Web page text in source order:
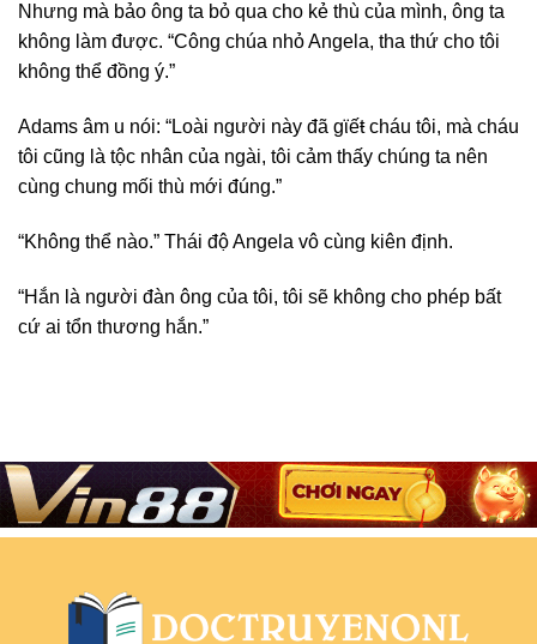
Nhưng mà bảo ông ta bỏ qua cho kẻ thù của mình, ông ta
không làm được. “Công chúa nhỏ Angela, tha thứ cho tôi
không thể đồng ý.”
Adams âm u nói: “Loài người này đã gϊếŧ cháu tôi, mà cháu
tôi cũng là tộc nhân của ngài, tôi cảm thấy chúng ta nên
cùng chung mối thù mới đúng.”
“Không thể nào.” Thái độ Angela vô cùng kiên định.
“Hắn là người đàn ông của tôi, tôi sẽ không cho phép bất
cứ ai tổn thương hắn.”